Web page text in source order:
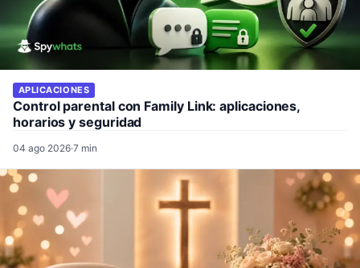
APLICACIONES
Control parental con Family Link: aplicaciones,
horarios y seguridad
04 ago 2026·7 min